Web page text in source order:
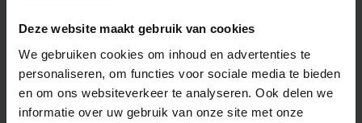
Deze website maakt gebruik van cookies
We gebruiken cookies om inhoud en advertenties te
personaliseren, om functies voor sociale media te bieden
en om ons websiteverkeer te analyseren. Ook delen we
informatie over uw gebruik van onze site met onze